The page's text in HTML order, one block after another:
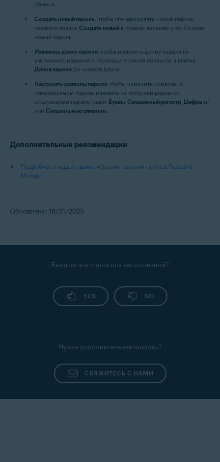
обмена.
Создать новый пароль: чтобы сгенерировать новый пароль,
нажмите значок Создать новый в правом верхнем углу. Создан
новый пароль.
Изменить длину пароля: чтобы изменить длину пароля по
умолчанию, нажмите и перетащите синий ползунок в плитке
Длина пароля до нужной длины.
Настроить символы пароля: чтобы изменить символы в
генерируемом пароле, нажмите на ползунки рядом со
следующими параметрами: Буквы, Смешанный регистр, Цифры и/
или Специальные символы.
Дополнительные рекомендации
Подробнее о вашей оценке «Охраны паролей» в Avast Password
Manager
Обновлено: 16/01/2025
Была ли эта статья для вас полезной?
YES NO
Нужна дополнительная помощь?
СВЯЖИТЕСЬ С НАМИ